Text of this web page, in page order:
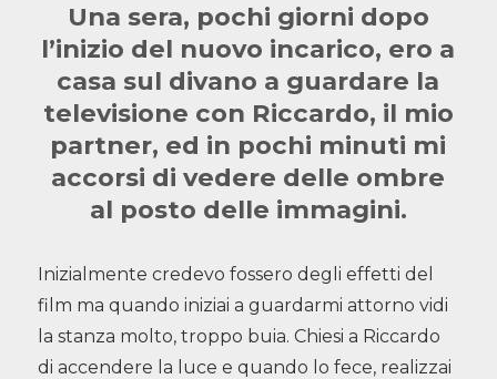
Una sera, pochi giorni dopo
l’inizio del nuovo incarico, ero a
casa sul divano a guardare la
televisione con Riccardo, il mio
partner, ed in pochi minuti mi
accorsi di vedere delle ombre
al posto delle immagini.
Inizialmente credevo fossero degli effetti del
film ma quando iniziai a guardarmi attorno vidi
la stanza molto, troppo buia. Chiesi a Riccardo
di accendere la luce e quando lo fece, realizzai